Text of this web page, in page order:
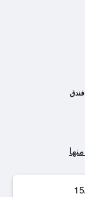
فندق